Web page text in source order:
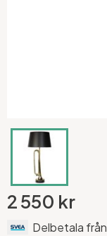
2 550 kr
Delbetala från